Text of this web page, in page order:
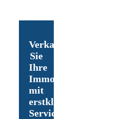
Verkaufen
Sie
Ihre
Immobilie
mit
erstklassigem
Service